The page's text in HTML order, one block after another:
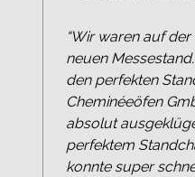
“Wir waren auf
neuen
den perfekten
Cheminéeöfen
absolut
perfektem
konnte super